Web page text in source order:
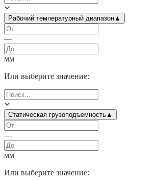
Рабочий температурный диапазон▲
—
мм
Или выберите значение:
Статическая грузоподъемность▲
—
мм
Или выберите значение: